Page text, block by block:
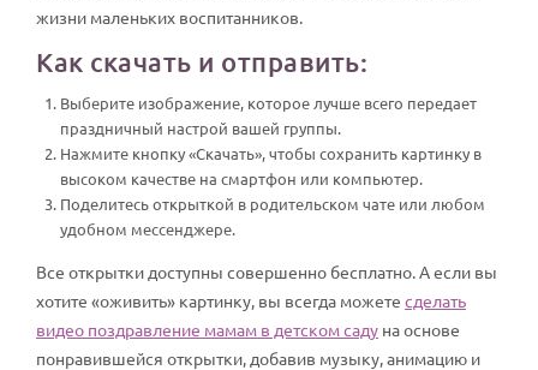
жизни маленьких воспитанников.
Как скачать и отправить:
Выберите изображение, которое лучше всего передает
праздничный настрой вашей группы.
Нажмите кнопку «Скачать», чтобы сохранить картинку в
высоком качестве на смартфон или компьютер.
Поделитесь открыткой в родительском чате или любом
удобном мессенджере.
Все открытки доступны совершенно бесплатно. А если вы
хотите «оживить» картинку, вы всегда можете сделать
видео поздравление мамам в детском саду на основе
понравившейся открытки, добавив музыку, анимацию и